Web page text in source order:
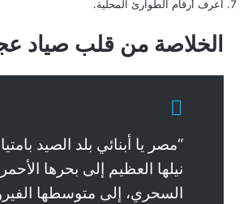
اعرف أرقام الطوارئ المحلية.
الخلاصة من قلب صياد
“مصر يا أبنائي بلد الصيد
نيلها العظيم إلى بحرها الأحمر
السحري، إلى متوسطها